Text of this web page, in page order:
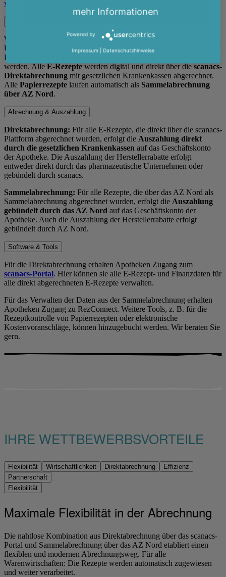
www.scanacs.de/angebot
Wir haben eine technische Lösung geschaffen, die bei der
Übertragung automatisch entscheidet, ob es sich um E-Rezepte oder
Papierrezepte handelt und über welchen Weg sie abgerechnet
werden. AlleE-Rezeptewerden digital und direkt über diescanacs-
Direktabrechnung mit gesetzlichen Krankenkassen abgerechnet.
Alle Papierrezepte laufen automatisch als Sammelabrechnung
über AZ Nord.
Abrechnung & Auszahlung
Direktabrechnung: Für alle E-Rezepte, die direkt über die scanacs-
Plattform abgerechnet wurden, erfolgt die Auszahlung direkt
durch die gesetzlichen Krankenkassen auf das Geschäftskonto
der Apotheke. Die Auszahlung der Herstellerrabatte erfolgt
entweder direkt durch das pharmazeutische Unternehmen oder
gebündelt durch scanacs.
Sammelabrechnung: Für alle Rezepte, die über das AZ Nord als
Sammelabrechnung abgerechnet wurden, erfolgt die Auszahlung
gebündelt durch das AZ Nord auf das Geschäftskonto der
Apotheke. Auch die Auszahlung der Herstellerrabatte erfolgt
gebündelt durch AZ Nord.
Software & Tools
Für die Direktabrechnung erhalten Apotheken Zugang zum
scanacs-Portal. Hier können sie alle E-Rezept- und Finanzdaten für
alle direkt abgerechneten E-Rezepte verwalten.
Für das Verwalten der Daten aus der Sammelabrechnung erhalten
Apotheken Zugang zu RezConnect. Weitere Tools, z. B. für die
Rezeptkontrolle von Papierrezepten oder elektronische
Kostenvoranschläge, können hinzugebucht werden. Wir beraten Sie
gern.
IHRE WETTBEWERBSVORTEILE
Flexibilität Wirtschaftlichkeit Direktabrechnung
Effizienz
Partnerschaft
Flexibilität
Maximale Flexibilität in der Abrechnung
Die nahtlose Kombination aus Direktabrechnung über das scanacs-
Portal und Sammelabrechnung über das AZ Nord etabliert einen
flexiblen und modernen Abrechnungsweg. Für alle
Warenwirtschaften: Die Rezepte werden automatisch zugewiesen
und weiter verarbeitet.
mehr Informationen
Powered by
Impressum Datenschutzhinweise